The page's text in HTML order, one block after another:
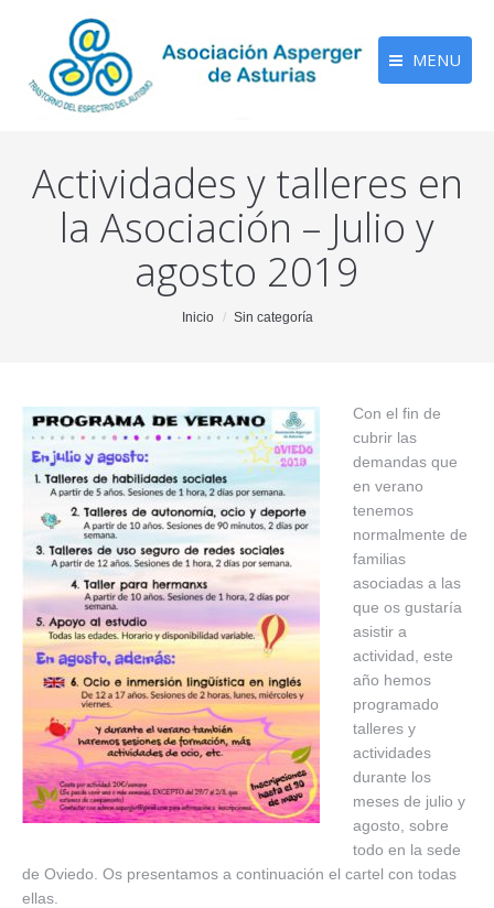
MENU
Actividades y talleres en
la Asociación – Julio y
agosto 2019
Inicio Sin categoría
Con el fin de
cubrir las
demandas que
en verano
tenemos
normalmente de
familias
asociadas a las
que os gustaría
asistir a
actividad, este
año hemos
programado
talleres y
actividades
durante los
meses de julio y
agosto, sobre
todo en la sede
de Oviedo. Os presentamos a continuación el cartel con todas
ellas.